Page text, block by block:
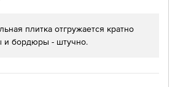
плитка отгружается кратно
и бордюры - штучно.